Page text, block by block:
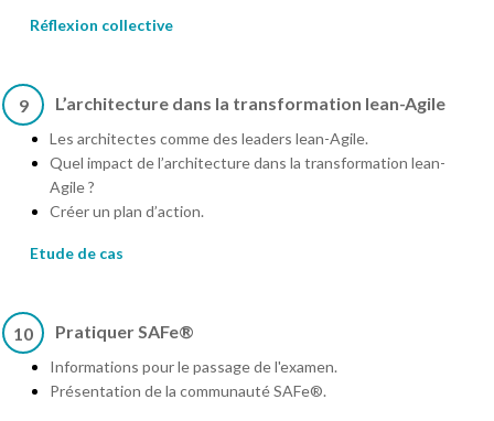
Réflexion collective
9 L’architecture dans la transformation lean-Agile
Les architectes comme des leaders lean-Agile.
Quel impact de l’architecture dans la transformation lean-
Agile ?
Créer un plan d’action.
Etude de cas
10 Pratiquer SAFe®
Informations pour le passage de l'examen.
Présentation de la communauté SAFe®.